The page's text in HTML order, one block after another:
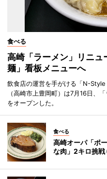
食べる
高崎「ラーメン」リニ
麺」看板メニューへ
飲食店の運営を手がける「N-Style
（高崎市上豊岡町）は7月16日、
をオープンした。
食べる
高崎オーパ「ポ
な肉」2キロ挑戦